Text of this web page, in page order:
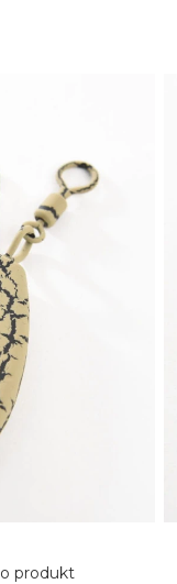
produkt